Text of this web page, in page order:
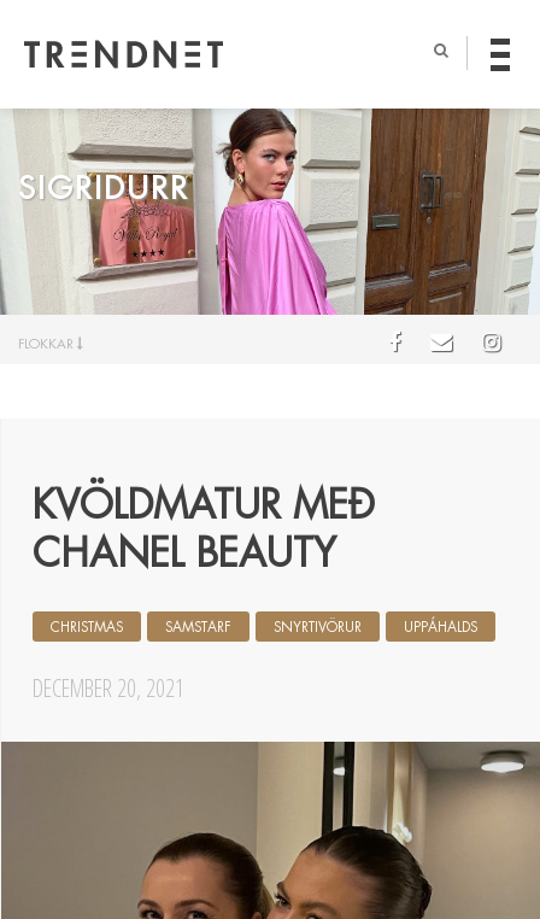
SIGRIDURR
FLOKKAR
KVÖLDMATUR MEÐ
CHANEL BEAUTY
DECEMBER 20, 2021
CHRISTMAS SAMSTARF SNYRTIVÖRUR UPPÁHALDS